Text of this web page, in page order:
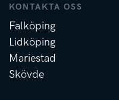
KONTAKTA OSS
Falköping
Lidköping
Mariestad
Skövde